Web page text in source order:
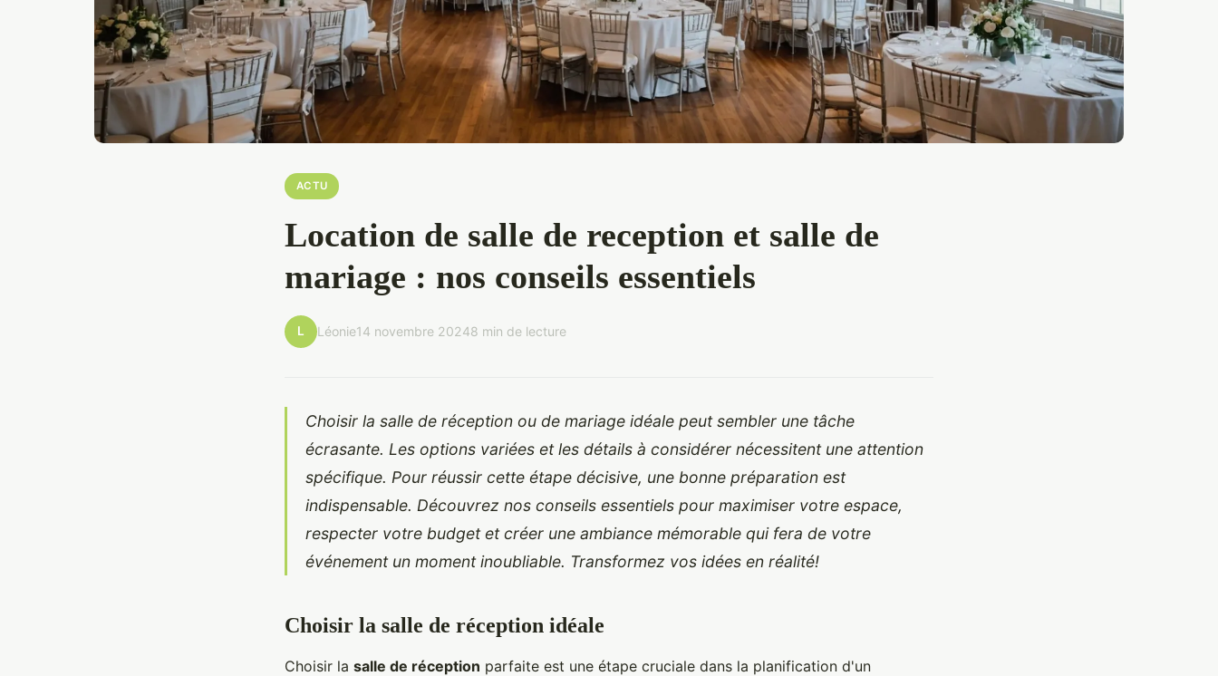
ACTU
Location de salle de reception et salle de
mariage : nos conseils essentiels
L Léonie14 novembre 20248 min de lecture
Choisir la salle de réception ou de mariage idéale peut sembler une tâche
écrasante. Les options variées et les détails à considérer nécessitent une attention
spécifique. Pour réussir cette étape décisive, une bonne préparation est
indispensable. Découvrez nos conseils essentiels pour maximiser votre espace,
respecter votre budget et créer une ambiance mémorable qui fera de votre
événement un moment inoubliable. Transformez vos idées en réalité!
Choisir la salle de réception idéale
Choisir la salle de réception parfaite est une étape cruciale dans la planification d'un